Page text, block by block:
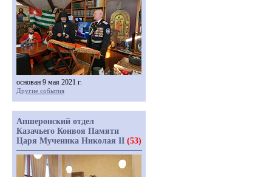
основан 9 мая 2021 г.
Другие события
Апшеронский отдел
Казачьего Конвоя Памяти
Царя Мученика Николая II (53)